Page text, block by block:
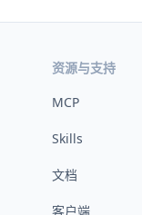
资源与支持
MCP
Skills
文档
客户端